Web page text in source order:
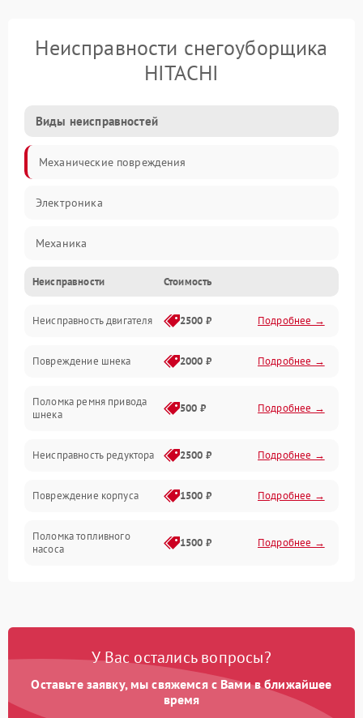
Неисправности снегоуборщика
HITACHI
Виды неисправностей
Механические повреждения
Электроника
Механика
Трансмиссия
Электропитание
Двигатель
Неисправности Стоимость
Неисправность двигателя 2500 ₽ Подробнее →
Повреждение шнека 2000 ₽ Подробнее →
Поломка ремня привода
шнека
500 ₽ Подробнее →
Неисправность редуктора 2500 ₽ Подробнее →
Повреждение корпуса 1500 ₽ Подробнее →
Поломка топливного
насоса
1500 ₽ Подробнее →
карбюратора
Подробнее →
фильтра
300 ₽ Подробнее →
У Вас остались вопросы?
Оставьте заявку, мы свяжемся с Вами в ближайшее
время